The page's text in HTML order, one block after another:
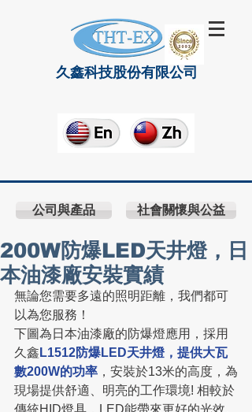
久鑫科技股份有限公司
公司與產品 社會關懷與公益
200W防爆LED天井燈，日
本油漆廠安裝實績
無論您需要多遠的照明距離，我們都可
以為您服務！
下圖為日本油漆廠的防爆燈應用，採用
久鑫 L1512防爆LED天井燈，提供大瓦
數200W的功率 ，安裝於13米的高度，為
現場提供舒適、明亮的工作環境! 相較於
傳統HID燈具，LED能帶來更好的光效、